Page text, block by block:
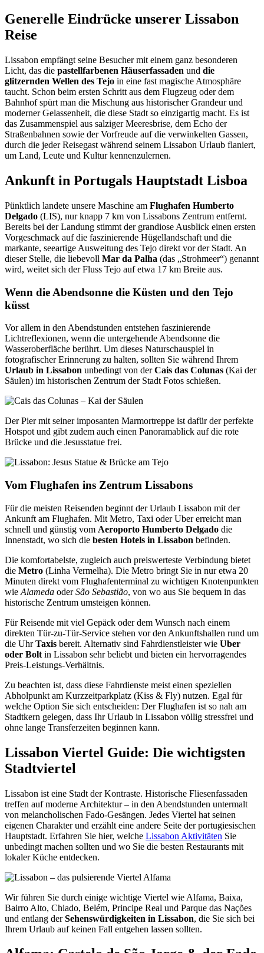
Generelle Eindrücke unserer Lissabon
Reise
Lissabon empfängt seine Besucher mit einem ganz besonderen
Licht, das die pastellfarbenen Häuserfassaden und die
glitzernden Wellen des Tejo in eine fast magische Atmosphäre
taucht. Schon beim ersten Schritt aus dem Flugzeug oder dem
Bahnhof spürt man die Mischung aus historischer Grandeur und
moderner Gelassenheit, die diese Stadt so einzigartig macht. Es ist
das Zusammenspiel aus salziger Meeresbrise, dem Echo der
Straßenbahnen sowie der Vorfreude auf die verwinkelten Gassen,
durch die jeder Reisegast während seinem Lissabon Urlaub flaniert,
um Land, Leute und Kultur kennenzulernen.
Ankunft in Portugals Hauptstadt Lisboa
Pünktlich landete unsere Maschine am Flughafen Humberto
Delgado (LIS), nur knapp 7 km von Lissabons Zentrum entfernt.
Bereits bei der Landung stimmt der grandiose Ausblick einen ersten
Vorgeschmack auf die faszinierende Hügellandschaft und die
markante, seeartige Ausweitung des Tejo direkt vor der Stadt. An
dieser Stelle, die liebevoll Mar da Palha (das „Strohmeer“) genannt
wird, weitet sich der Fluss Tejo auf etwa 17 km Breite aus.
Wenn die Abendsonne die Küsten und den Tejo
küsst
Vor allem in den Abendstunden entstehen faszinierende
Lichtreflexionen, wenn die untergehende Abendsonne die
Wasseroberfläche berührt. Um dieses Naturschauspiel in
fotografischer Erinnerung zu halten, sollten Sie während Ihrem
Urlaub in Lissabon unbedingt von derCais das Colunas (Kai der
Säulen) im historischen Zentrum der Stadt Fotos schießen.
Der Pier mit seiner imposanten Marmortreppe ist dafür der perfekte
Hotspot und gibt zudem auch einen Panoramablick auf die rote
Brücke und die Jesusstatue frei.
Vom Flughafen ins Zentrum Lissabons
Für die meisten Reisenden beginnt der Urlaub Lissabon mit der
Ankunft am Flughafen. Mit Metro, Taxi oder Uber erreicht man
schnell und günstig vom Aeroporto Humberto Delgado die
Innenstadt, wo sich die besten Hotels in Lissabon befinden.
Die komfortabelste, zugleich auch preiswerteste Verbindung bietet
die Metro (Linha Vermelha). Die Metro bringt Sie in nur etwa 20
Minuten direkt vom Flughafenterminal zu wichtigen Knotenpunkten
wie Alameda oderSão Sebastião, von wo aus Sie bequem in das
historische Zentrum umsteigen können.
Für Reisende mit viel Gepäck oder dem Wunsch nach einem
direkten Tür-zu-Tür-Service stehen vor den Ankunftshallen rund um
die UhrTaxis bereit. Alternativ sind Fahrdienstleister wie Uber
oder Bolt in Lissabon sehr beliebt und bieten ein hervorragendes
Preis-Leistungs-Verhältnis.
Zu beachten ist, dass diese Fahrdienste meist einen speziellen
Abholpunkt am Kurzzeitparkplatz (Kiss & Fly) nutzen. Egal für
welche Option Sie sich entscheiden: Der Flughafen ist so nah am
Stadtkern gelegen, dass Ihr Urlaub in Lissabon völlig stressfrei und
ohne lange Transferzeiten beginnen kann.
Lissabon Viertel Guide: Die wichtigsten
Stadtviertel
Lissabon ist eine Stadt der Kontraste. Historische Fliesenfassaden
treffen auf moderne Architektur – in den Abendstunden untermalt
von melancholischen Fado-Gesängen. Jedes Viertel hat seinen
eigenen Charakter und erzählt eine andere Seite der portugiesischen
Hauptstadt. Erfahren Sie hier, welche Lissabon Aktivitäten Sie
unbedingt machen sollten und wo Sie die besten Restaurants mit
lokaler Küche entdecken.
Wir führen Sie durch einige wichtige Viertel wie Alfama, Baixa,
Bairro Alto, Chiado, Belém, Principe Real und Parque das Nações
und entlang derSehenswürdigkeiten in Lissabon, die Sie sich bei
Ihrem Urlaub auf keinen Fall entgehen lassen sollten.